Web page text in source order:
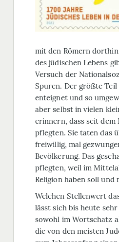
mit den Römern
des jüdischen Lebens
Versuch der
Spuren. Der größte
enteignet und so
aber selbst in vielen
erinnern, dass seit
pflegten. Sie taten das
freiwillig, mal
Bevölkerung. Das
pflegten, weil im
Religion haben soll
Welchen Stellenwert
lässt sich bis heute
sowohl im Wortschatz
die von den meisten